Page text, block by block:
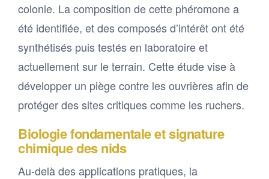
colonie. La composition de cette phéromone a
été identifiée, et des composés d’intérêt ont été
synthétisés puis testés en laboratoire et
actuellement sur le terrain. Cette étude vise à
développer un piège contre les ouvrières afin de
protéger des sites critiques comme les ruchers.
Biologie fondamentale et signature
chimique des nids
Au-delà des applications pratiques, la